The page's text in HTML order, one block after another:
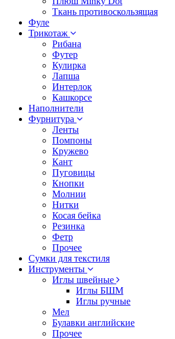
Ткань противоскользящая
Фуле
Трикотаж
Рибана
Футер
Кулирка
Лапша
Интерлок
Кашкорсе
Наполнители
Фурнитура
Ленты
Помпоны
Кружево
Кант
Пуговицы
Кнопки
Молнии
Нитки
Косая бейка
Резинка
Фетр
Прочее
Сумки для текстиля
Инструменты
Иглы швейные
Иглы БШМ
Иглы ручные
Мел
Булавки английские
Прочее